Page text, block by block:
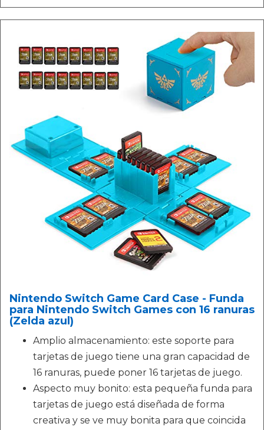
Nintendo Switch Game Card Case - Funda
para Nintendo Switch Games con 16 ranuras
(Zelda azul)
Amplio almacenamiento: este soporte para
tarjetas de juego tiene una gran capacidad de
16 ranuras, puede poner 16 tarjetas de juego.
Aspecto muy bonito: esta pequeña funda para
tarjetas de juego está diseñada de forma
creativa y se ve muy bonita para que coincida